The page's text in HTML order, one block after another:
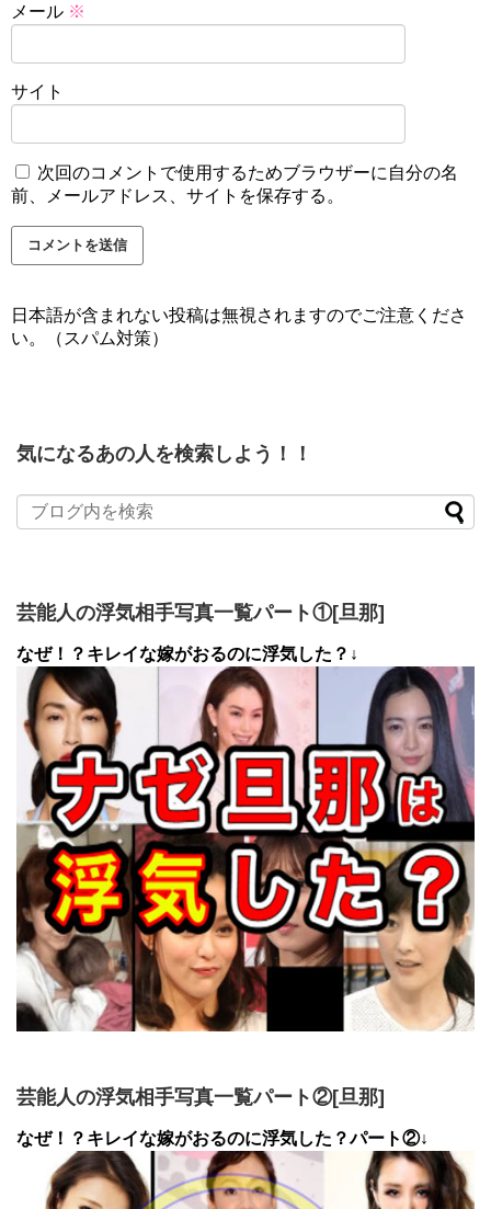
メール ※
サイト
次回のコメントで使用するためブラウザーに自分の名
前、メールアドレス、サイトを保存する。
日本語が含まれない投稿は無視されますのでご注意くださ
い。（スパム対策）
気になるあの人を検索しよう！！
芸能人の浮気相手写真一覧パート①[旦那]
なぜ！？キレイな嫁がおるのに浮気した？↓
芸能人の浮気相手写真一覧パート②[旦那]
なぜ！？キレイな嫁がおるのに浮気した？パート②↓